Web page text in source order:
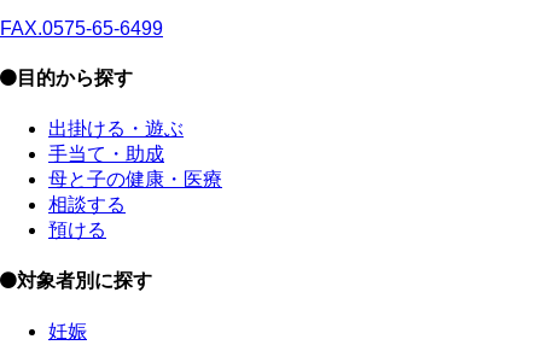
FAX.0575-65-6499
目的から探す
出掛ける・遊ぶ
手当て・助成
母と子の健康・医療
相談する
預ける
対象者別に探す
妊娠